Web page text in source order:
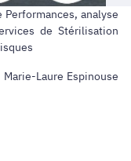
analyse
de Stérilisation
Laure Espinouse